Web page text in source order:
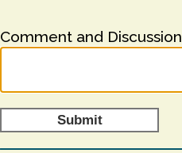
Comment and Discussion
Submit